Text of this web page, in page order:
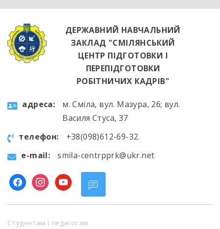
висококваліфікованих майбутніх фахівцях. […]
ДЕРЖАВНИЙ НАВЧАЛЬНИЙ
ЗАКЛАД "СМІЛЯНСЬКИЙ
ЦЕНТР ПІДГОТОВКИ І
ПЕРЕПІДГОТОВКИ
РОБІТНИЧИХ КАДРІВ"
aдресa:
м. Сміла, вул. Мазура, 26; вул.
Василя Стуса, 37
телефон:
+38(098)612-69-32.
e-mail:
smila-centrpprk@ukr.net
facebookinstagram
youtube
Студентам і педагогам